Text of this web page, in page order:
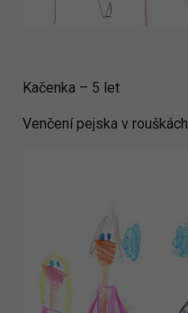
Kačenka – 5 let
Venčení pejska v rouškách